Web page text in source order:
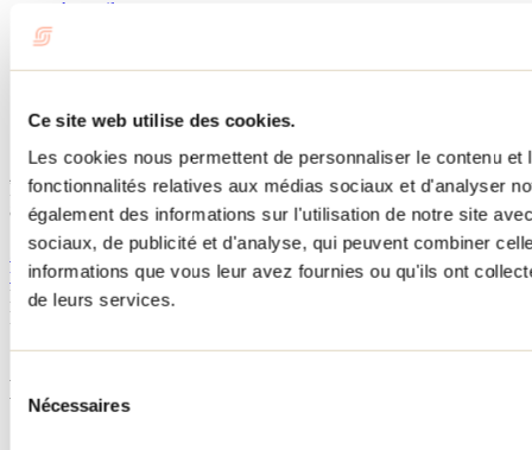
Ce site web utilise des cookies.
Les cookies nous permettent de personnaliser le contenu
fonctionnalités relatives aux médias sociaux et d'analyser
également des informations sur l'utilisation de notre site
sociaux, de publicité et d'analyse, qui peuvent combiner
informations que vous leur avez fournies ou qu'ils ont
de leurs services.
Sélection
Nécessaires
Accueil
ÎLE GRISE
Sainte-Émélie-de-L'Énergie
ÎLE GRISE
81 chemin du Crique-à-David Ouest
Sainte-Émélie-de-L'Énergie, QC J0K2K0
514 773-4444
weedjet@hotmail.com
No d'enregistrement322499
Besoin d'information?
Menu pied de page